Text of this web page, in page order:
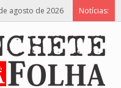
agosto de 2026 Notícias: